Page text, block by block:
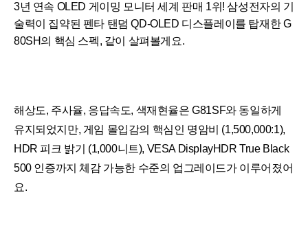
3년 연속 OLED 게이밍 모니터 세계 판매 1위! 삼성전자의 기
술력이 집약된 펜타 탠덤 QD-OLED 디스플레이를 탑재한 G
80SH의 핵심 스펙, 같이 살펴볼게요.
해상도, 주사율, 응답속도, 색재현율은 G81SF와 동일하게
유지되었지만, 게임 몰입감의 핵심인 명암비 (1,500,000:1),
HDR 피크 밝기 (1,000니트), VESA DisplayHDR True Black
500 인증까지 체감 가능한 수준의 업그레이드가 이루어졌어
요.